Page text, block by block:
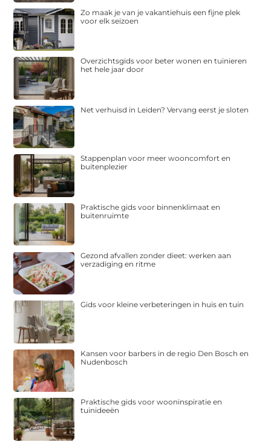
Zo maak je van je vakantiehuis een fijne plek
voor elk seizoen
Overzichtsgids voor beter wonen en tuinieren
het hele jaar door
Net verhuisd in Leiden? Vervang eerst je sloten
Stappenplan voor meer wooncomfort en
buitenplezier
Praktische gids voor binnenklimaat en
buitenruimte
Gezond afvallen zonder dieet: werken aan
verzadiging en ritme
Gids voor kleine verbeteringen in huis en tuin
Kansen voor barbers in de regio Den Bosch en
Nudenbosch
Praktische gids voor wooninspiratie en
tuinideeën